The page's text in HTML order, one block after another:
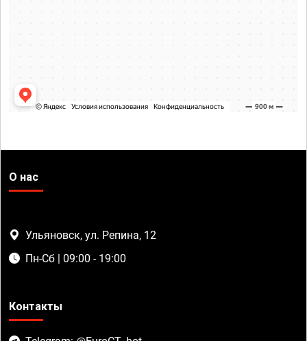
О нас
Ульяновск, ул. Репина, 12
Пн-Сб | 09:00 - 19:00
Контакты